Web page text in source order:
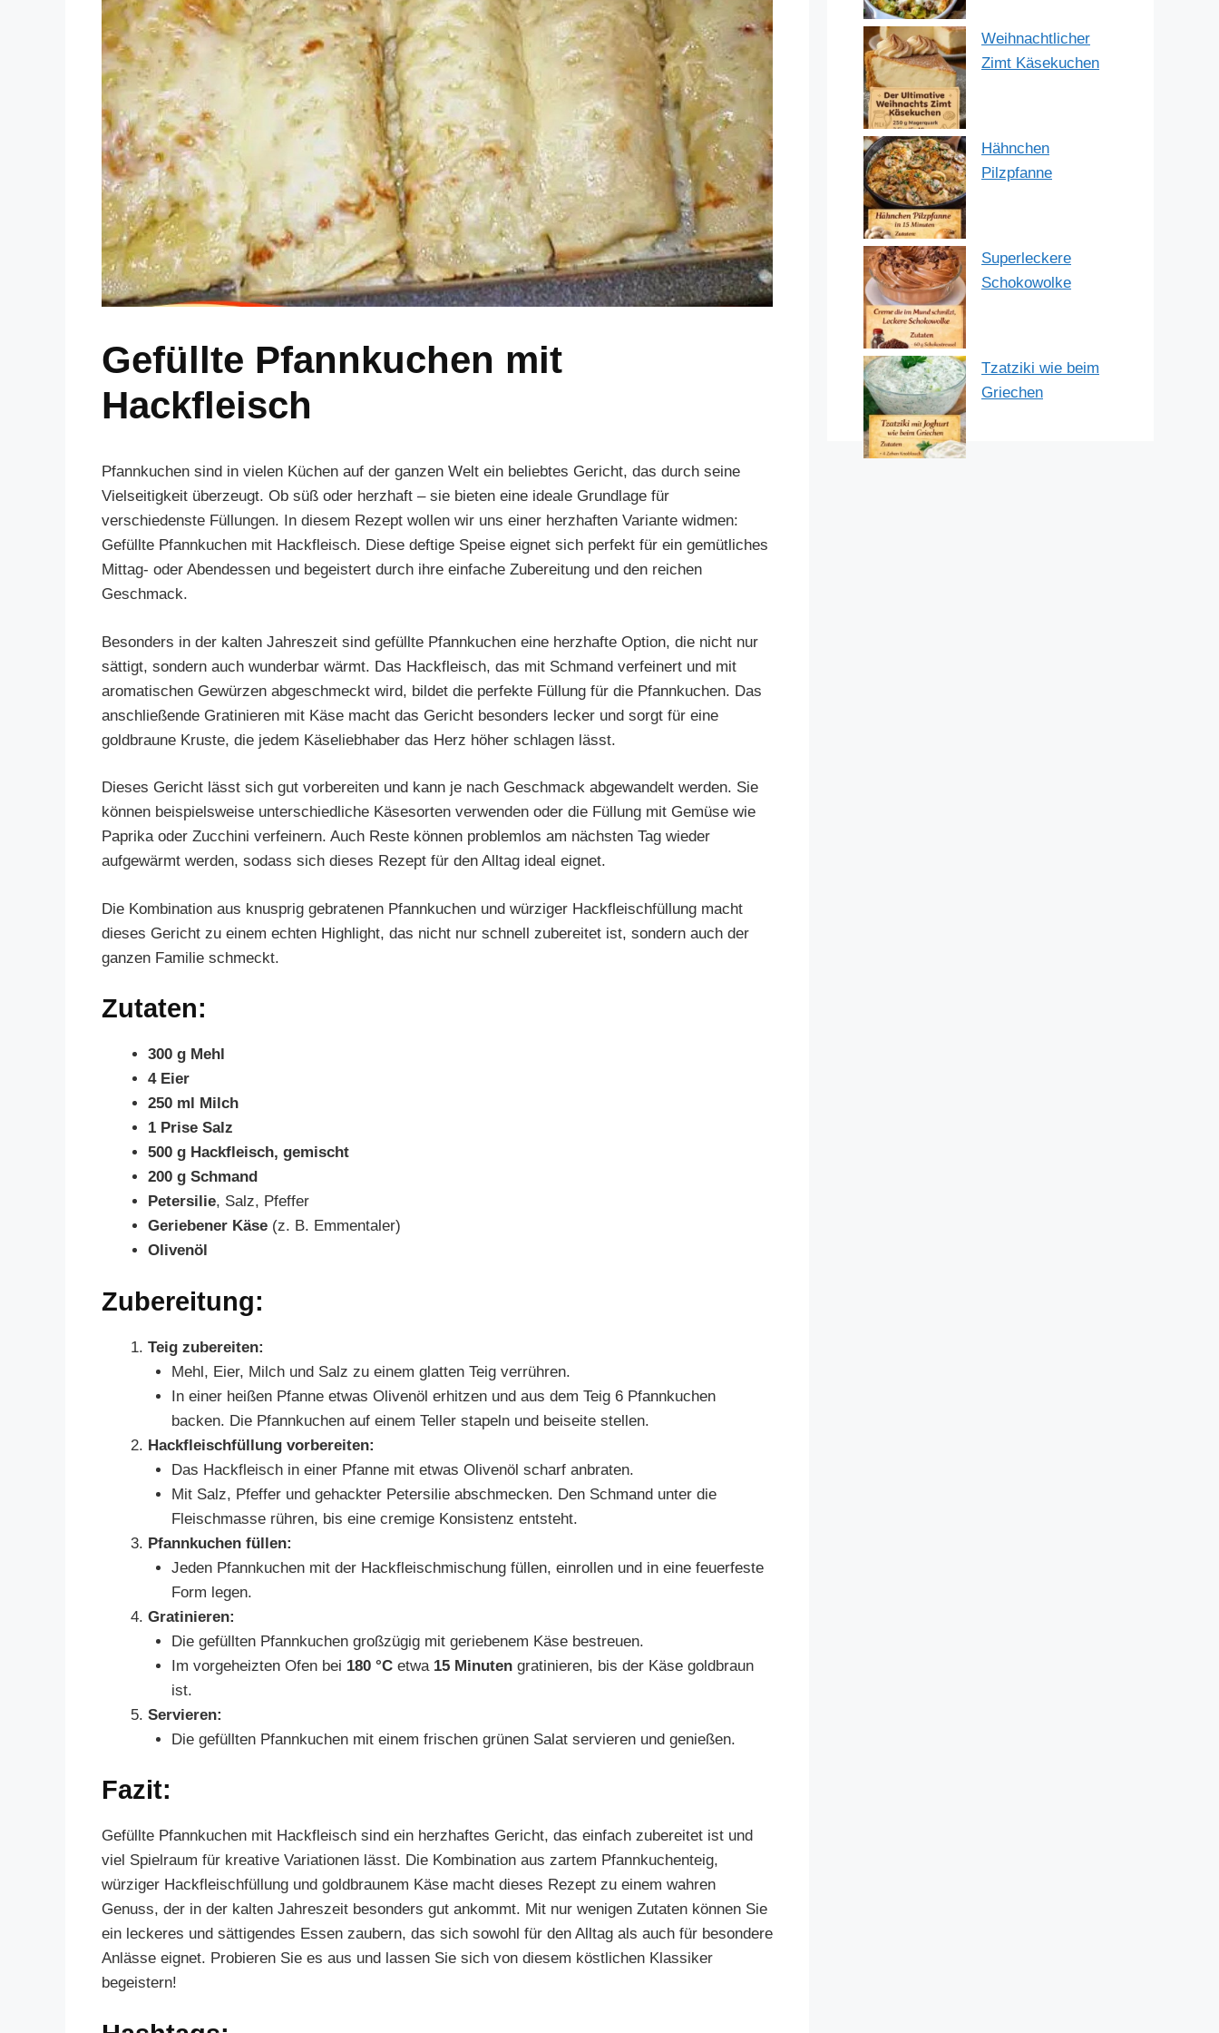
Gefüllte Pfannkuchen mit
Hackfleisch
Pfannkuchen sind in vielen Küchen auf der ganzen Welt ein beliebtes Gericht, das durch seine
Vielseitigkeit überzeugt. Ob süß oder herzhaft – sie bieten eine ideale Grundlage für
verschiedenste Füllungen. In diesem Rezept wollen wir uns einer herzhaften Variante widmen:
Gefüllte Pfannkuchen mit Hackfleisch. Diese deftige Speise eignet sich perfekt für ein gemütliches
Mittag- oder Abendessen und begeistert durch ihre einfache Zubereitung und den reichen
Geschmack.
Besonders in der kalten Jahreszeit sind gefüllte Pfannkuchen eine herzhafte Option, die nicht nur
sättigt, sondern auch wunderbar wärmt. Das Hackfleisch, das mit Schmand verfeinert und mit
aromatischen Gewürzen abgeschmeckt wird, bildet die perfekte Füllung für die Pfannkuchen. Das
anschließende Gratinieren mit Käse macht das Gericht besonders lecker und sorgt für eine
goldbraune Kruste, die jedem Käseliebhaber das Herz höher schlagen lässt.
Dieses Gericht lässt sich gut vorbereiten und kann je nach Geschmack abgewandelt werden. Sie
können beispielsweise unterschiedliche Käsesorten verwenden oder die Füllung mit Gemüse wie
Paprika oder Zucchini verfeinern. Auch Reste können problemlos am nächsten Tag wieder
aufgewärmt werden, sodass sich dieses Rezept für den Alltag ideal eignet.
Die Kombination aus knusprig gebratenen Pfannkuchen und würziger Hackfleischfüllung macht
dieses Gericht zu einem echten Highlight, das nicht nur schnell zubereitet ist, sondern auch der
ganzen Familie schmeckt.
Zutaten:
300 g Mehl
4 Eier
250 ml Milch
1 Prise Salz
500 g Hackfleisch, gemischt
200 g Schmand
Petersilie, Salz, Pfeffer
Geriebener Käse (z. B. Emmentaler)
Olivenöl
Zubereitung:
Teig zubereiten:
Mehl, Eier, Milch und Salz zu einem glatten Teig verrühren.
In einer heißen Pfanne etwas Olivenöl erhitzen und aus dem Teig 6 Pfannkuchen
backen. Die Pfannkuchen auf einem Teller stapeln und beiseite stellen.
Hackfleischfüllung vorbereiten:
Das Hackfleisch in einer Pfanne mit etwas Olivenöl scharf anbraten.
Mit Salz, Pfeffer und gehackter Petersilie abschmecken. Den Schmand unter die
Fleischmasse rühren, bis eine cremige Konsistenz entsteht.
Pfannkuchen füllen:
Jeden Pfannkuchen mit der Hackfleischmischung füllen, einrollen und in eine feuerfeste
Form legen.
Gratinieren:
Die gefüllten Pfannkuchen großzügig mit geriebenem Käse bestreuen.
Im vorgeheizten Ofen bei 180 °Cetwa 15 Minutengratinieren, bis der Käse goldbraun
ist.
Servieren:
Die gefüllten Pfannkuchen mit einem frischen grünen Salat servieren und genießen.
Fazit:
Gefüllte Pfannkuchen mit Hackfleisch sind ein herzhaftes Gericht, das einfach zubereitet ist und
viel Spielraum für kreative Variationen lässt. Die Kombination aus zartem Pfannkuchenteig,
würziger Hackfleischfüllung und goldbraunem Käse macht dieses Rezept zu einem wahren
Genuss, der in der kalten Jahreszeit besonders gut ankommt. Mit nur wenigen Zutaten können Sie
ein leckeres und sättigendes Essen zaubern, das sich sowohl für den Alltag als auch für besondere
Anlässe eignet. Probieren Sie es aus und lassen Sie sich von diesem köstlichen Klassiker
begeistern!
Weihnachtlicher
Zimt Käsekuchen
Hähnchen
Pilzpfanne
Superleckere
Schokowolke
Tzatziki wie beim
Griechen